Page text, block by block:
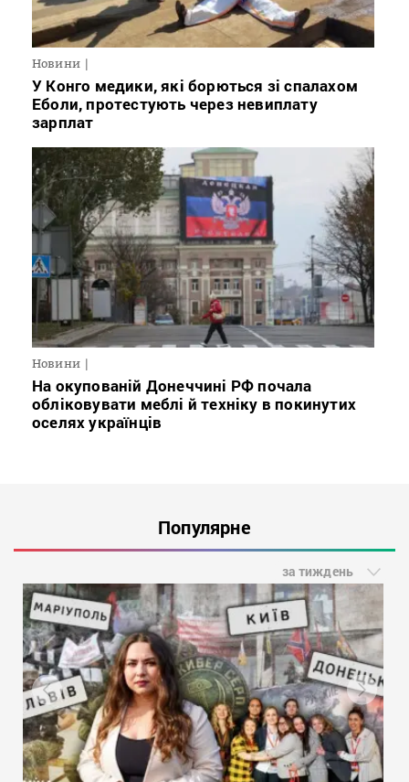
Новини
У Конго медики, які борються зі спалахом
Еболи, протестують через невиплату
зарплат
Новини
На окупованій Донеччині РФ почала
обліковувати меблі й техніку в покинутих
оселях українців
Популярне
за тиждень